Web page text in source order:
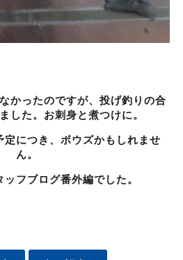
かったのですが、投げ釣りの合
した。お刺身と煮つけに。
定につき、ボウズかもしれませ
ん。
フブログ番外編でした。